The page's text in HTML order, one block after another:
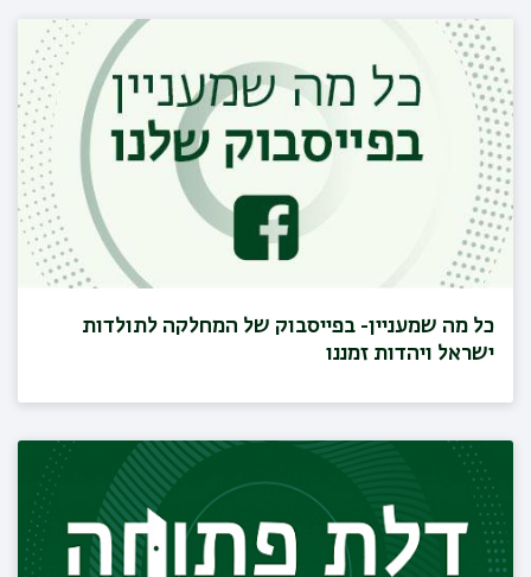
כל מה שמעניין- בפייסבוק של המחלקה לתולדות
ישראל ויהדות זמננו